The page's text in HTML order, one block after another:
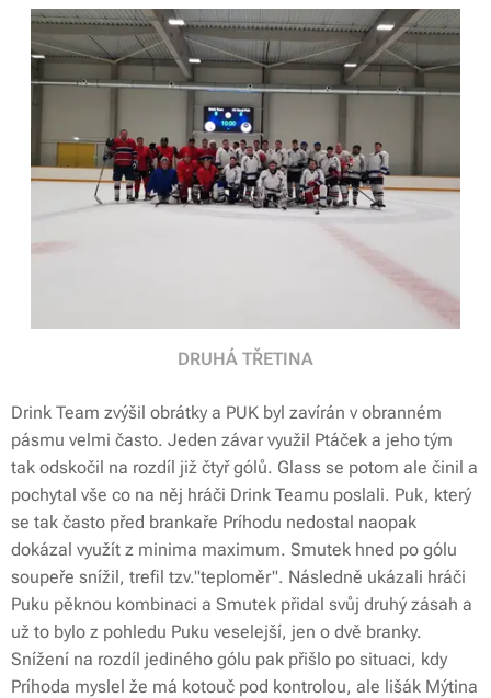
DRUHÁ TŘETINA
Drink Team zvýšil obrátky a PUK byl zavírán v obranném
pásmu velmi často. Jeden závar využil Ptáček a jeho tým
tak odskočil na rozdíl již čtyř gólů. Glass se potom ale činil a
pochytal vše co na něj hráči Drink Teamu poslali. Puk, který
se tak často před brankaře Príhodu nedostal naopak
dokázal využít z minima maximum. Smutek hned po gólu
soupeře snížil, trefil tzv."teploměr". Následně ukázali hráči
Puku pěknou kombinaci a Smutek přidal svůj druhý zásah a
už to bylo z pohledu Puku veselejší, jen o dvě branky.
Snížení na rozdíl jediného gólu pak přišlo po situaci, kdy
Príhoda myslel že má kotouč pod kontrolou, ale lišák Mýtina